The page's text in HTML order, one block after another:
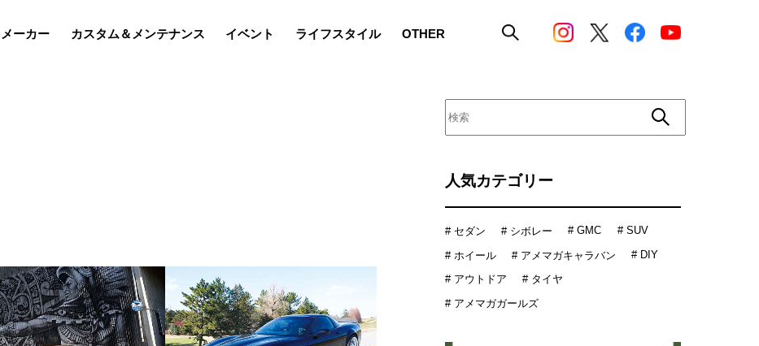
メーカー カスタム＆メンテナンス イベント ライフスタイル OTHER
人気カテゴリー
# セダン # シボレー # GMC # SUV
# ホイール # アメマガキャラバン # DIY
# アウトドア
# タイヤ
# アメマガガールズ